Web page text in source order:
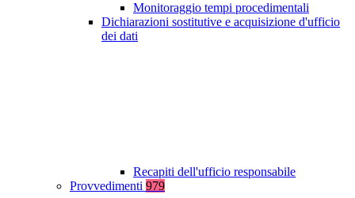
Monitoraggio tempi procedimentali
Dichiarazioni sostitutive e acquisizione d'ufficio
dei dati
Recapiti dell'ufficio responsabile
Provvedimenti 979